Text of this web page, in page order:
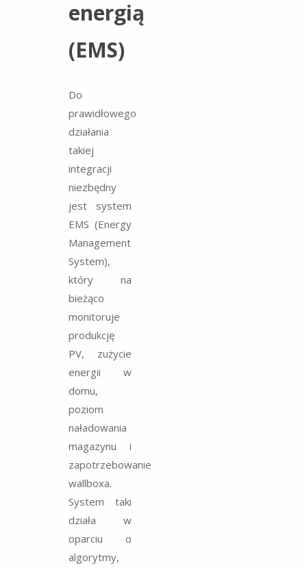
energią
(EMS)
Do
prawidłowego
działania
takiej
integracji
niezbędny
jest system
EMS (Energy
Management
System),
który na
bieżąco
monitoruje
produkcję
PV, zużycie
energii w
domu,
poziom
naładowania
magazynu i
zapotrzebowanie
wallboxa.
System taki
działa w
oparciu o
algorytmy,